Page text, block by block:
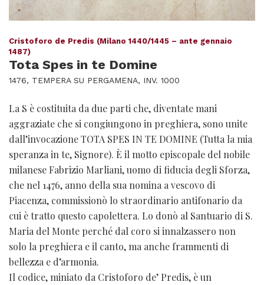
Cristoforo de Predis (Milano 1440/1445 – ante gennaio
1487)
Tota Spes in te Domine
1476, TEMPERA SU PERGAMENA, INV. 1000
La S è costituita da due parti che, diventate mani
aggraziate che si congiungono in preghiera, sono unite
dall’invocazione TOTA SPES IN TE DOMINE (Tutta la mia
speranza in te, Signore). È il motto episcopale del nobile
milanese Fabrizio Marliani, uomo di fiducia degli Sforza,
che nel 1476, anno della sua nomina a vescovo di
Piacenza, commissionò lo straordinario antifonario da
cui è tratto questo capolettera. Lo donò al Santuario di S.
Maria del Monte perché dal coro si innalzassero non
solo la preghiera e il canto, ma anche frammenti di
bellezza e d’armonia.
Il codice, miniato da Cristoforo de’ Predis, è un